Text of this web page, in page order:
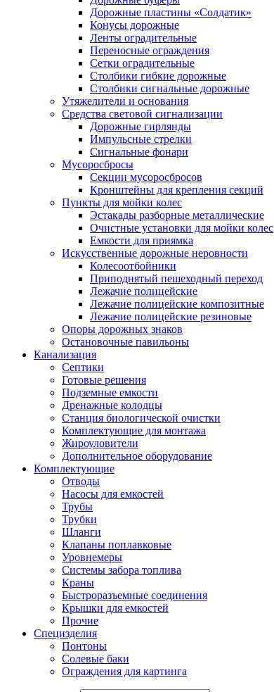
Дорожные пластины «Солдатик»
Конусы дорожные
Ленты оградительные
Переносные ограждения
Сетки оградительные
Столбики гибкие дорожные
Столбики сигнальные дорожные
Утяжелители и основания
Средства световой сигнализации
Дорожные гирлянды
Импульсные стрелки
Сигнальные фонари
Мусоросбросы
Секции мусоросбросов
Кронштейны для крепления секций
Пункты для мойки колес
Эстакады разборные металлические
Очистные установки для мойки колес
Емкости для приямка
Искусственные дорожные неровности
Колесоотбойники
Приподнятый пешеходный переход
Лежачие полицейские
Лежачие полицейские композитные
Лежачие полицейские резиновые
Опоры дорожных знаков
Остановочные павильоны
Канализация
Септики
Готовые решения
Подземные емкости
Дренажные колодцы
Станция биологической очистки
Комплектующие для монтажа
Жироуловители
Дополнительное оборудование
Комплектующие
Отводы
Насосы для емкостей
Трубы
Трубки
Шланги
Клапаны поплавковые
Уровнемеры
Системы забора топлива
Краны
Быстроразъемные соединения
Крышки для емкостей
Прочие
Специзделия
Понтоны
Солевые баки
Ограждения для картинга